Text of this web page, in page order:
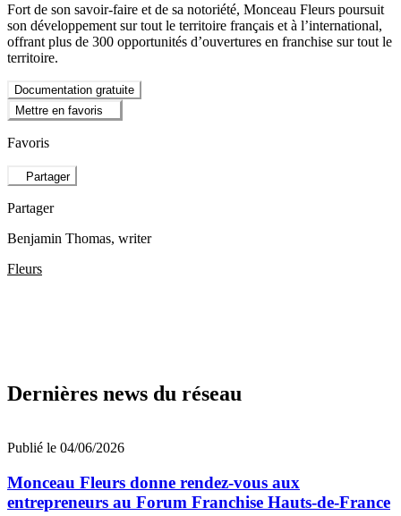
Fort de son savoir-faire et de sa notoriété, Monceau Fleurs poursuit
son développement sur tout le territoire français et à l’international,
offrant plus de 300 opportunités d’ouvertures en franchise sur tout le
territoire.
Documentation gratuite
Mettre en favoris
Favoris
Partager
Partager
Benjamin Thomas, writer
Fleurs
Dernières news du réseau
Publié le 04/06/2026
Monceau Fleurs donne rendez-vous aux
entrepreneurs au Forum Franchise Hauts-de-France